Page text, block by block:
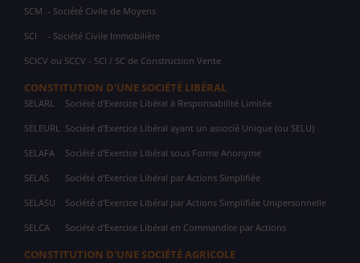
SCM - Société Civile de Moyens
SCI - Société Civile Immobilière
SCICV ou SCCV - SCI / SC de Construction Vente
CONSTITUTION D'UNE SOCIÉTÉ LIBÉRAL
SELARL Société d'Exercice Libéral à Responsabilité Limitée
SELEURL Société d'Exercice Libéral ayant un associé Unique (ou SELU)
SELAFA Société d'Exercice Libéral sous Forme Anonyme
SELAS Société d'Exercice Libéral par Actions Simplifiée
SELASU Société d'Exercice Libéral par Actions Simplifiée Unipersonnelle
SELCA Société d'Exercice Libéral en Commandite par Actions
CONSTITUTION D'UNE SOCIÉTÉ AGRICOLE